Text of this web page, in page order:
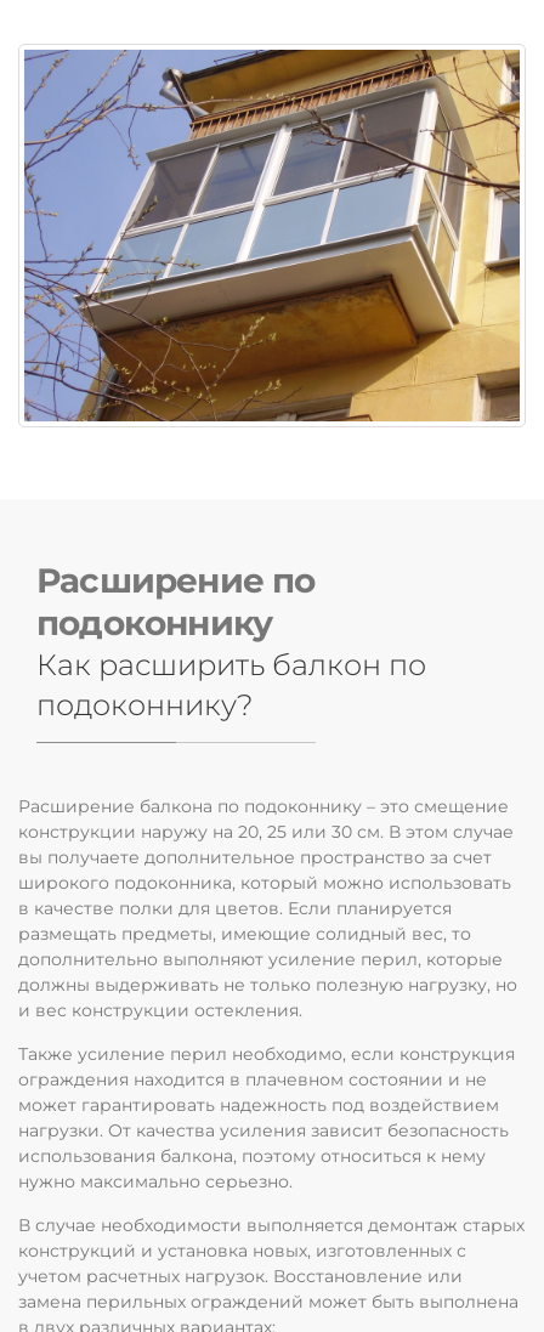
Расширение по
подоконнику
Как расширить балкон по
подоконнику?
Расширение балкона по подоконнику – это смещение
конструкции наружу на 20, 25 или 30 см. В этом случае
вы получаете дополнительное пространство за счет
широкого подоконника, который можно использовать
в качестве полки для цветов. Если планируется
размещать предметы, имеющие солидный вес, то
дополнительно выполняют усиление перил, которые
должны выдерживать не только полезную нагрузку, но
и вес конструкции остекления.
Также усиление перил необходимо, если конструкция
ограждения находится в плачевном состоянии и не
может гарантировать надежность под воздействием
нагрузки. От качества усиления зависит безопасность
использования балкона, поэтому относиться к нему
нужно максимально серьезно.
В случае необходимости выполняется демонтаж старых
конструкций и установка новых, изготовленных с
учетом расчетных нагрузок. Восстановление или
замена перильных ограждений может быть выполнена
в двух различных вариантах: